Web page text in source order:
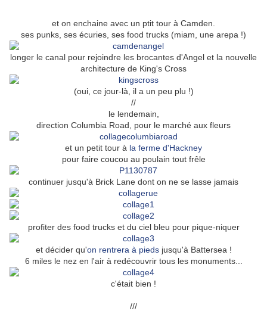
et on enchaine avec un ptit tour à Camden.
ses punks, ses écuries, ses food trucks (miam, une arepa !)
longer le canal pour rejoindre les brocantes d'Angel et la nouvelle
architecture de King's Cross
(oui, ce jour-là, il a un peu plu !)
//
le lendemain,
direction Columbia Road, pour le marché aux fleurs
et un petit tour à la ferme d'Hackney
pour faire coucou au poulain tout frêle
continuer jusqu'à Brick Lane dont on ne se lasse jamais
profiter des food trucks et du ciel bleu pour pique-niquer
et décider qu'on rentrera à piedsjusqu'à Battersea !
6 miles le nez en l'air à redécouvrir tous les monuments...
c'était bien !
///